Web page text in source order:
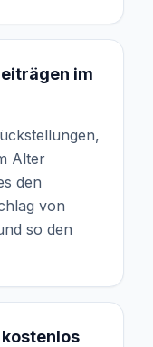
im
Alter
den
von
so den